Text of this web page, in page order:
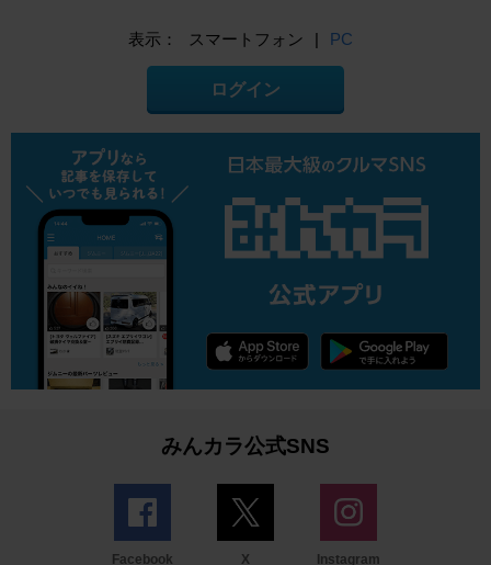
表示： スマートフォン | PC
ログイン
みんカラ公式SNS
Facebook X Instagram